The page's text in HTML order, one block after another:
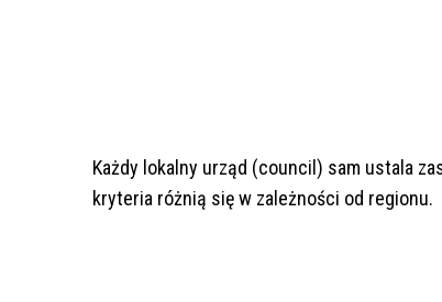
Każdy lokalny urząd (council) sam ustala
kryteria różnią się w zależności od regionu.